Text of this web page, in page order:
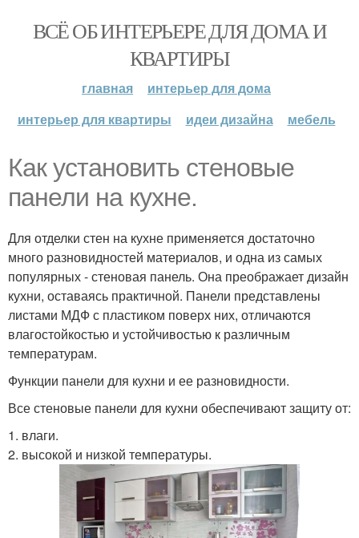
ВСЁ ОБ ИНТЕРЬЕРЕ ДЛЯ ДОМА И
КВАРТИРЫ
главная
интерьер для дома
интерьер для квартиры
идеи дизайна мебель
Как установить стеновые
панели на кухне.
Для отделки стен на кухне применяется достаточно
много разновидностей материалов, и одна из самых
популярных - стеновая панель. Она преображает дизайн
кухни, оставаясь практичной. Панели представлены
листами МДФ с пластиком поверх них, отличаются
влагостойкостью и устойчивостью к различным
температурам.
Функции панели для кухни и ее разновидности.
Все стеновые панели для кухни обеспечивают защиту от:
1. влаги.
2. высокой и низкой температуры.